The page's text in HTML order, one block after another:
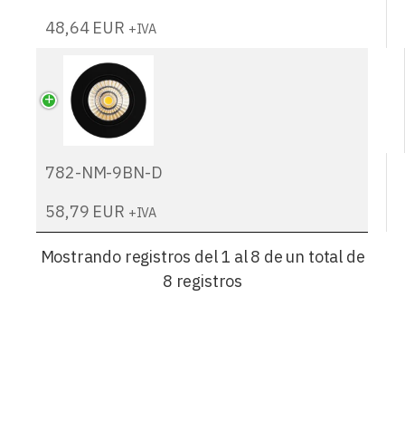
48,64 EUR +IVA
782-NM-9BN-D
58,79 EUR +IVA
Mostrando registros del 1 al 8 de un total de
8 registros